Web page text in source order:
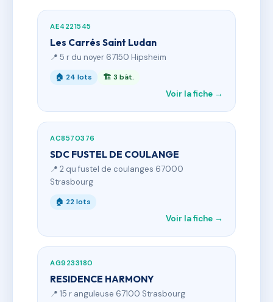
AE4221545
Les Carrés Saint Ludan
📍 5 r du noyer 67150 Hipsheim
🏠 24 lots 🏗 3 bât.
Voir la fiche →
AC8570376
SDC FUSTEL DE COULANGE
📍 2 qu fustel de coulanges 67000
Strasbourg
🏠 22 lots
Voir la fiche →
AG9233180
RESIDENCE HARMONY
📍 15 r anguleuse 67100 Strasbourg